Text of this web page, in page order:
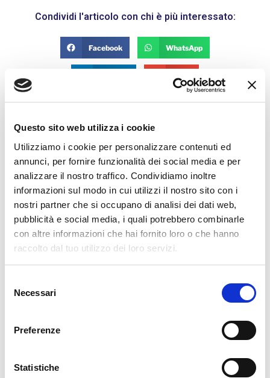
Questo sito web utilizza i cookie
Utilizziamo i cookie per personalizzare contenuti ed
annunci, per fornire funzionalità dei social media e per
analizzare il nostro traffico. Condividiamo inoltre
informazioni sul modo in cui utilizzi il nostro sito con i
nostri partner che si occupano di analisi dei dati web,
pubblicità e social media, i quali potrebbero combinarle
con altre informazioni che hai fornito loro o che hanno
raccolto dal tuo utilizzo dei loro servizi.
delNecessari
Preferenze
Statistiche
Condividi l'articolo con chi è più interessato:
Facebook WhatsApp
POST CONSIGLIATI PER TE:
opportunità per l’edilizia
2 Marzo 2025
Il Piano Nazionale di Ripresa e Resilienza (PNRR) continua
edilizio e per i professionisti del settore, come progettisti,
» SCOPRI DI PIÙ